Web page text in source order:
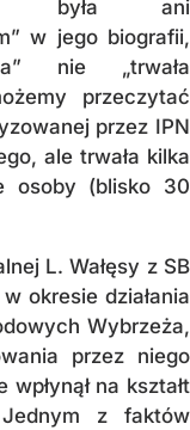
była ani
w jego biografii,
nie „trwała
przeczytać
przez IPN
ale trwała kilka
osoby (blisko 30
L. Wałęsy z SB
okresie działania
Wybrzeża,
przez niego
na kształt
z faktów